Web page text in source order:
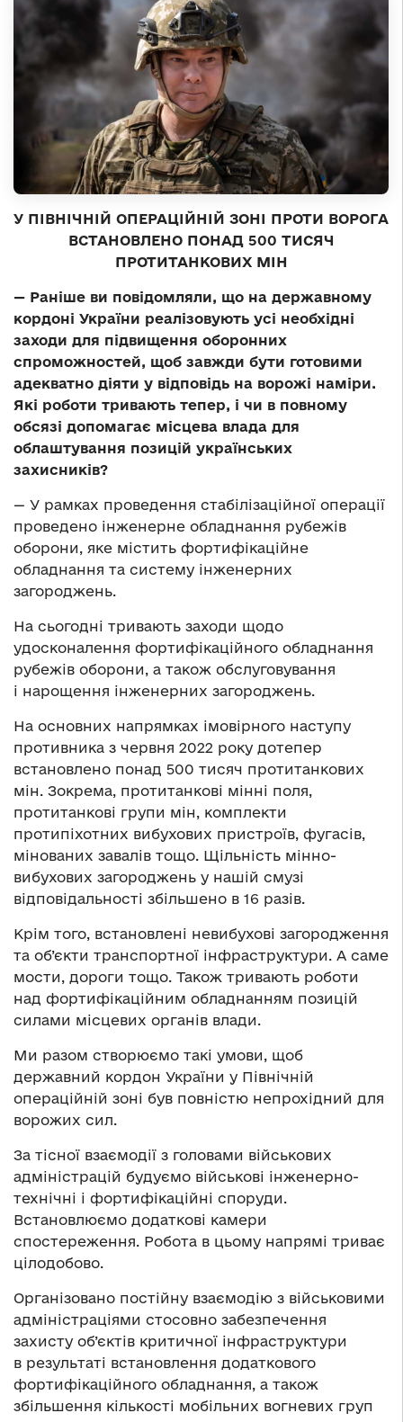
У ПІВНІЧНІЙ ОПЕРАЦІЙНІЙ ЗОНІ ПРОТИ ВОРОГА
ВСТАНОВЛЕНО ПОНАД 500 ТИСЯЧ
ПРОТИТАНКОВИХ МІН
— Раніше ви повідомляли, що на державному
кордоні України реалізовують усі необхідні
заходи для підвищення оборонних
спроможностей, щоб завжди бути готовими
адекватно діяти у відповідь на ворожі наміри.
Які роботи тривають тепер, і чи в повному
обсязі допомагає місцева влада для
облаштування позицій українських
захисників?
— У рамках проведення стабілізаційної операції
проведено інженерне обладнання рубежів
оборони, яке містить фортифікаційне
обладнання та систему інженерних
загороджень.
На сьогодні тривають заходи щодо
удосконалення фортифікаційного обладнання
рубежів оборони, а також обслуговування
і нарощення інженерних загороджень.
На основних напрямках імовірного наступу
противника з червня 2022 року дотепер
встановлено понад 500 тисяч протитанкових
мін. Зокрема, протитанкові мінні поля,
протитанкові групи мін, комплекти
протипіхотних вибухових пристроїв, фугасів,
мінованих завалів тощо. Щільність мінно-
вибухових загороджень у нашій смузі
відповідальності збільшено в 16 разів.
Крім того, встановлені невибухові загородження
та об’єкти транспортної інфраструктури. А саме
мости, дороги тощо. Також тривають роботи
над фортифікаційним обладнанням позицій
силами місцевих органів влади.
Ми разом створюємо такі умови, щоб
державний кордон України у Північній
операційній зоні був повністю непрохідний для
ворожих сил.
За тісної взаємодії з головами військових
адміністрацій будуємо військові інженерно-
технічні i фортифікаційні споруди.
Встановлюємо додаткові камери
спостереження. Робота в цьому напрямі триває
цілодобово.
Організовано постійну взаємодію з військовими
адміністраціями стосовно забезпечення
захисту об’єктів критичної інфраструктури
в результаті встановлення додаткового
фортифікаційного обладнання, а також
збільшення кількості мобільних вогневих груп